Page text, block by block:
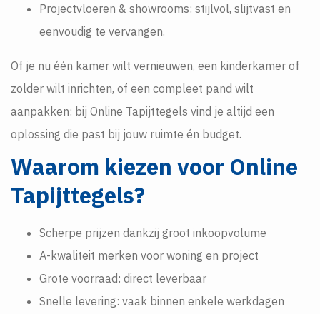
Projectvloeren & showrooms: stijlvol, slijtvast en
eenvoudig te vervangen.
Of je nu één kamer wilt vernieuwen, een kinderkamer of
zolder wilt inrichten, of een compleet pand wilt
aanpakken: bij Online Tapijttegels vind je altijd een
oplossing die past bij jouw ruimte én budget.
Waarom kiezen voor Online
Tapijttegels?
Scherpe prijzen dankzij groot inkoopvolume
A-kwaliteit merken voor woning en project
Grote voorraad: direct leverbaar
Snelle levering: vaak binnen enkele werkdagen